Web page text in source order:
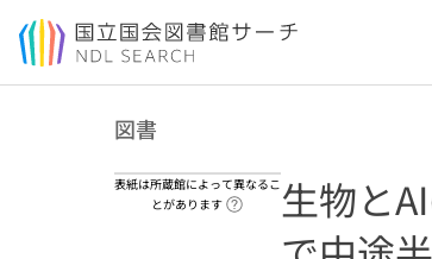
本文へ移動
図書
表紙は所蔵館によって異なるこ
とがあります
ヘルプページへのリ
生物と